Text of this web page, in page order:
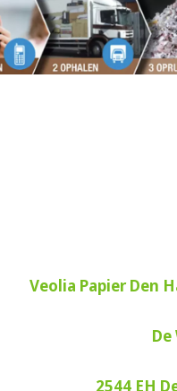
Veolia Papier Den
De
2544 EH